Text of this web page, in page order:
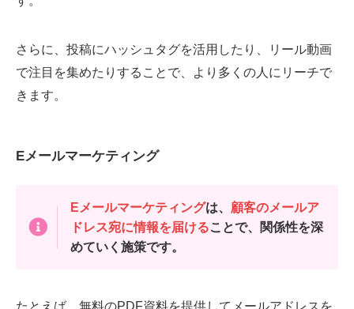
さらに、投稿にハッシュタグを活用したり、リール動画
で注目を集めたりすることで、より多くの人にリーチで
きます。
Eメールマーケティング
Eメールマーケティングは、 顧客のメールア
ドレス宛に情報を届けることで、関係性を深
めていく施策です。